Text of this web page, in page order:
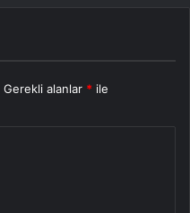
Gerekli alanlar * ile